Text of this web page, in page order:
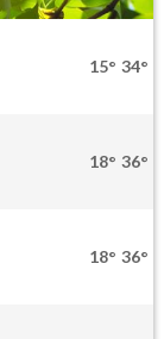
15° 34°
18° 36°
18° 36°